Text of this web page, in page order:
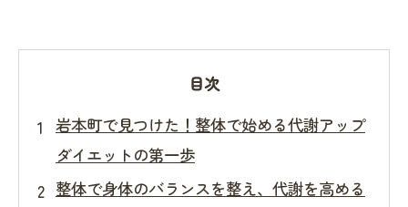
目次
岩本町で見つけた！整体で始める代謝アップ
ダイエットの第一歩
整体で身体のバランスを整え、代謝を高める